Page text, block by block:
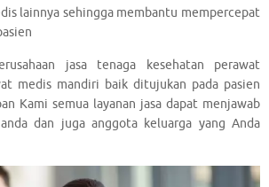
lainnya sehingga membantu mempercepat
jasa tenaga kesehatan perawat
medis mandiri baik ditujukan pada pasien
Kami semua layanan jasa dapat menjawab
dan juga anggota keluarga yang Anda